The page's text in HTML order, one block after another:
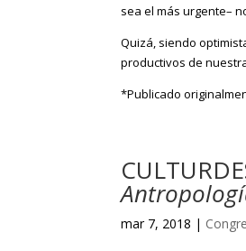
sea el más urgente–
Quizá, siendo
productivos de
*Publicado
mar 7, 2018 |